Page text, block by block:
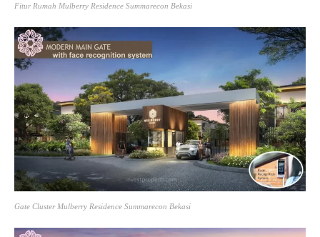
Fitur Rumah Mulberry Residence Summarecon Bekasi
Gate Cluster Mulberry Residence Summarecon Bekasi